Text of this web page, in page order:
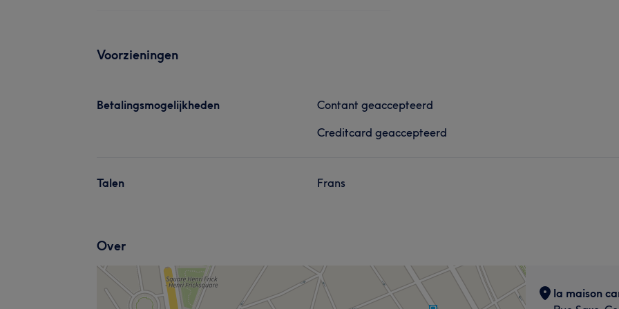
Voorzieningen
Betalingsmogelijkheden
Contant geaccepteerd
Creditcard geaccepteerd
Talen Frans
Over
la maison